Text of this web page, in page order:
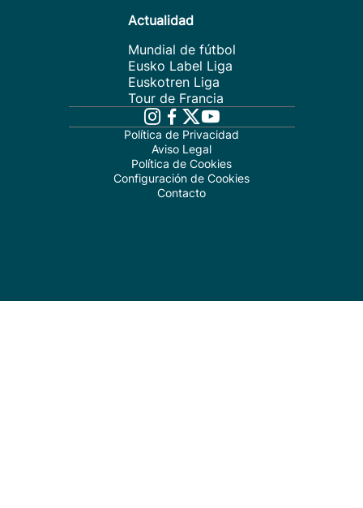
Actualidad
Mundial de fútbol
Eusko Label Liga
Euskotren Liga
Tour de Francia
Política de Privacidad
Aviso Legal
Política de Cookies
Configuración de Cookies
Contacto